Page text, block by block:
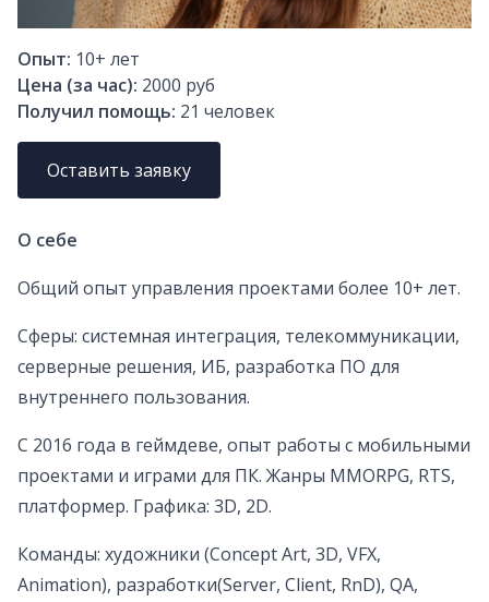
Опыт: 10+ лет
Цена (за час): 2000 руб
Получил помощь: 21 человек
Оставить заявку
О себе
Общий опыт управления проектами более 10+ лет.
Сферы: системная интеграция, телекоммуникации,
серверные решения, ИБ, разработка ПО для
внутреннего пользования.
С 2016 года в геймдеве, опыт работы с мобильными
проектами и играми для ПК. Жанры MMORPG, RTS,
платформер. Графика: 3D, 2D.
Команды: художники (Сoncept Art, 3D, VFX,
Animation), разработки(Server, Client, RnD), QA,